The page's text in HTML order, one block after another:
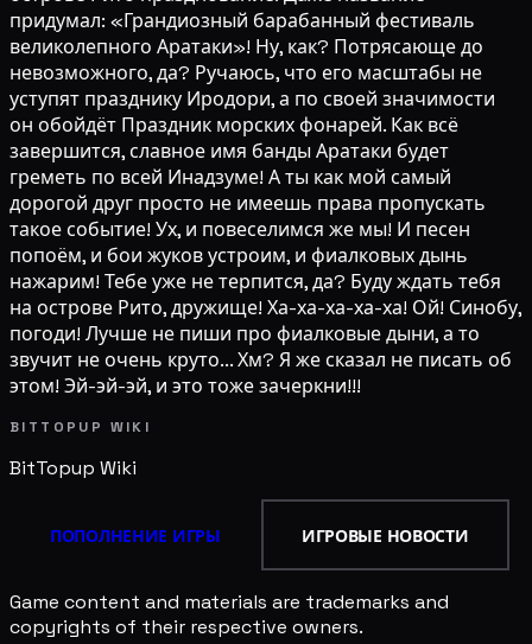
придумал: «Грандиозный барабанный фестиваль
великолепного Аратаки»! Ну, как? Потрясающе до
невозможного, да? Ручаюсь, что его масштабы не
уступят празднику Иродори, а по своей значимости
он обойдёт Праздник морских фонарей. Как всё
завершится, славное имя банды Аратаки будет
греметь по всей Инадзуме! А ты как мой самый
дорогой друг просто не имеешь права пропускать
такое событие! Ух, и повеселимся же мы! И песен
попоём, и бои жуков устроим, и фиалковых дынь
нажарим! Тебе уже не терпится, да? Буду ждать тебя
на острове Рито, дружище! Ха-ха-ха-ха-ха! Ой! Синобу,
погоди! Лучше не пиши про фиалковые дыни, а то
звучит не очень круто... Хм? Я же сказал не писать об
этом! Эй-эй-эй, и это тоже зачеркни!!!
BITTOPUP WIKI
BitTopup Wiki
ПОПОЛНЕНИЕ ИГРЫ ИГРОВЫЕ НОВОСТИ
Game content and materials are trademarks and
copyrights of their respective owners.